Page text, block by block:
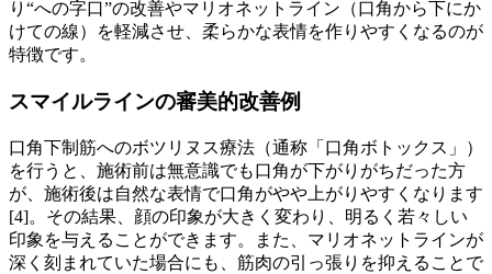
り“への字口”の改善やマリオネットライン（口角から下にか
けての線）を軽減させ、柔らかな表情を作りやすくなるのが
特徴です。
スマイルラインの審美的改善例
口角下制筋へのボツリヌス療法（通称「口角ボトックス」）
を行うと、施術前は無意識でも口角が下がりがちだった方
が、施術後は自然な表情で口角がやや上がりやすくなります
[4]。その結果、顔の印象が大きく変わり、明るく若々しい
印象を与えることができます。また、マリオネットラインが
深く刻まれていた場合にも、筋肉の引っ張りを抑えることで